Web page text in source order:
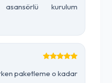
kurulum
paketleme o kadar